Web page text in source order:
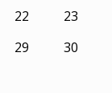
22
23
29
30